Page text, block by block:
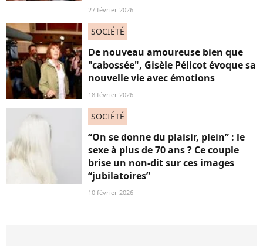
27 février 2026
SOCIÉTÉ
De nouveau amoureuse bien que
"cabossée", Gisèle Pélicot évoque sa
nouvelle vie avec émotions
18 février 2026
SOCIÉTÉ
“On se donne du plaisir, plein” : le
sexe à plus de 70 ans ? Ce couple
brise un non-dit sur ces images
“jubilatoires”
10 février 2026